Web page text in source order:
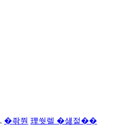
�좎쭨 理쒓렐 �섏젙��